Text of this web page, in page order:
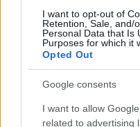
I want to opt-out of
Retention, Sale, and/
Personal Data that Is
Purposes for which it
Opted Out
Google consents
I want to allow
related to advertising
Οι πρώτες δηλώσεις
ιδιοκτήτη της πισίνας
Πάρο στην οποία
4χρονος - «Είχαμε
προσπαθήσει να
την οικογένεια»